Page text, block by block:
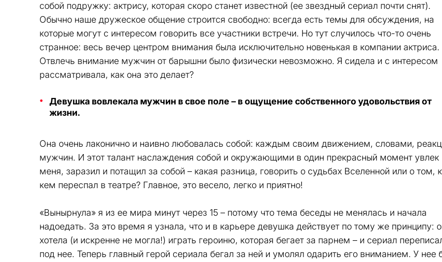
собой подружку: актрису, которая скоро станет известной (ее звездный сериал почти снят).
Обычно наше дружеское общение строится свободно: всегда есть темы для обсуждения, на
которые могут с интересом говорить все участники встречи. Но тут случилось что-то очень
странное: весь вечер центром внимания была исключительно новенькая в компании актриса.
Отвлечь внимание мужчин от барышни было физически невозможно. Я сидела и с интересом
рассматривала, как она это делает?
Девушка вовлекала мужчин в свое поле – в ощущение собственного удовольствия от
жизни.
Она очень лаконично и наивно любовалась собой: каждым своим движением, словами,
мужчин. И этот талант наслаждения собой и окружающими в один прекрасный момент увлек
меня, заразил и потащил за собой – какая разница, говорить о судьбах Вселенной или о том,
кем переспал в театре? Главное, это весело, легко и приятно!
«Вынырнула» я из ее мира минут через 15 – потому что тема беседы не менялась и начала
надоедать. За это время я узнала, что и в карьере девушка действует по тому же принципу:
хотела (и искренне не могла!) играть героиню, которая бегает за парнем – и сериал
под нее. Теперь главный герой сериала бегал за ней и умолял одарить его вниманием. У нее